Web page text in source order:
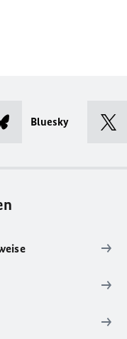
Bluesky